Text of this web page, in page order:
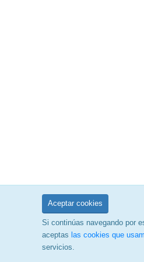
Aceptar cookies
Si continúas navegando por
aceptas las cookies que
servicios.